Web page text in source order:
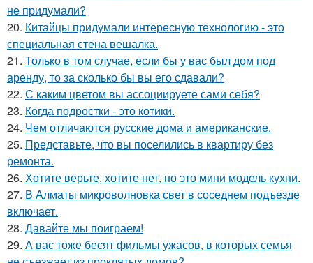
не придумали?
20. Китайцы придумали интересную технологию - это
специальная стена вешалка.
21. Только в том случае, если бы у вас был дом под
аренду, то за сколько бы вы его сдавали?
22. С каким цветом вы ассоциируете сами себя?
23. Когда подростки - это котики.
24. Чем отличаются русские дома и американские.
25. Представьте, что вы поселились в квартиру без
ремонта.
26. Хотите верьте, хотите нет, но это мини модель кухни.
27. В Алматы микроволновка свет в соседнем подъезде
включает.
28. Давайте мы поиграем!
29. А вас тоже бесят фильмы ужасов, в которых семья